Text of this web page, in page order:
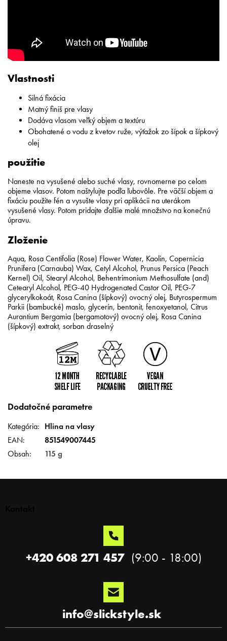
Vlastnosti
Silná fixácia
Matný finiš pre vlasy
Dodáva vlasom veľký objem a textúru
Obohatené o vodu z kvetov ruže, výťažok zo šípok a šípkový
olej
použitie
Naneste na vysušené alebo suché vlasy, rovnomerne po celom
objeme vlasov. Potom naštylujte podľa ľubovôle. Pre väčší objem a
fixáciu použite fén a vysušte vlasy pri aplikácii na uterákom
vysušené vlasy. Potom pridajte ďalšie malé množstvo na konečnú
úpravu.
Zloženie
Aqua, Rosa Centifolia (Rose) Flower Water, Kaolin, Copernicia
Prunifera (Carnauba) Wax, Cetyl Alcohol, Prunus Persica (Peach
Kernel) Oil, Stearyl Alcohol, Behentrimonium Methosulfate (and)
Cetearyl Alcohol, PEG-40 Hydrogenated Castor Oil, PEG-7
glycerylkokoát, Rosa Canina (šípkový) ovocný olej, Butyrospermum
Parkii (bambucké) maslo, glycerín, bentonit, fenoxyetanol, Citrus
Aurantium Bergamia (bergamotový) ovocný olej, Rosa Canina
(šípkový) extrakt, sorban draselný
Dodatočné parametre
Kategória:
Hlina na vlasy
EAN:
851549007445
Obsah: 115 g
info@slickstyle.sk
+420 608 271 457